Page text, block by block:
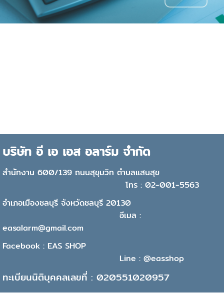
บริษัท อี เอ เอส อลาร์ม จำกัด
สำนักงาน 600/139 ถนนสุขุมวิท ตำบลแสนสุข
โทร : 02-001-5563
อำเภอเมืองชลบุรี จังหวัดชลบุรี 20130
อีเมล :
easalarm@gmail.com
Facebook : EAS SHOP
Line : @easshop
ทะเบียนนิติบุคคลเลขที่ : 020551020957